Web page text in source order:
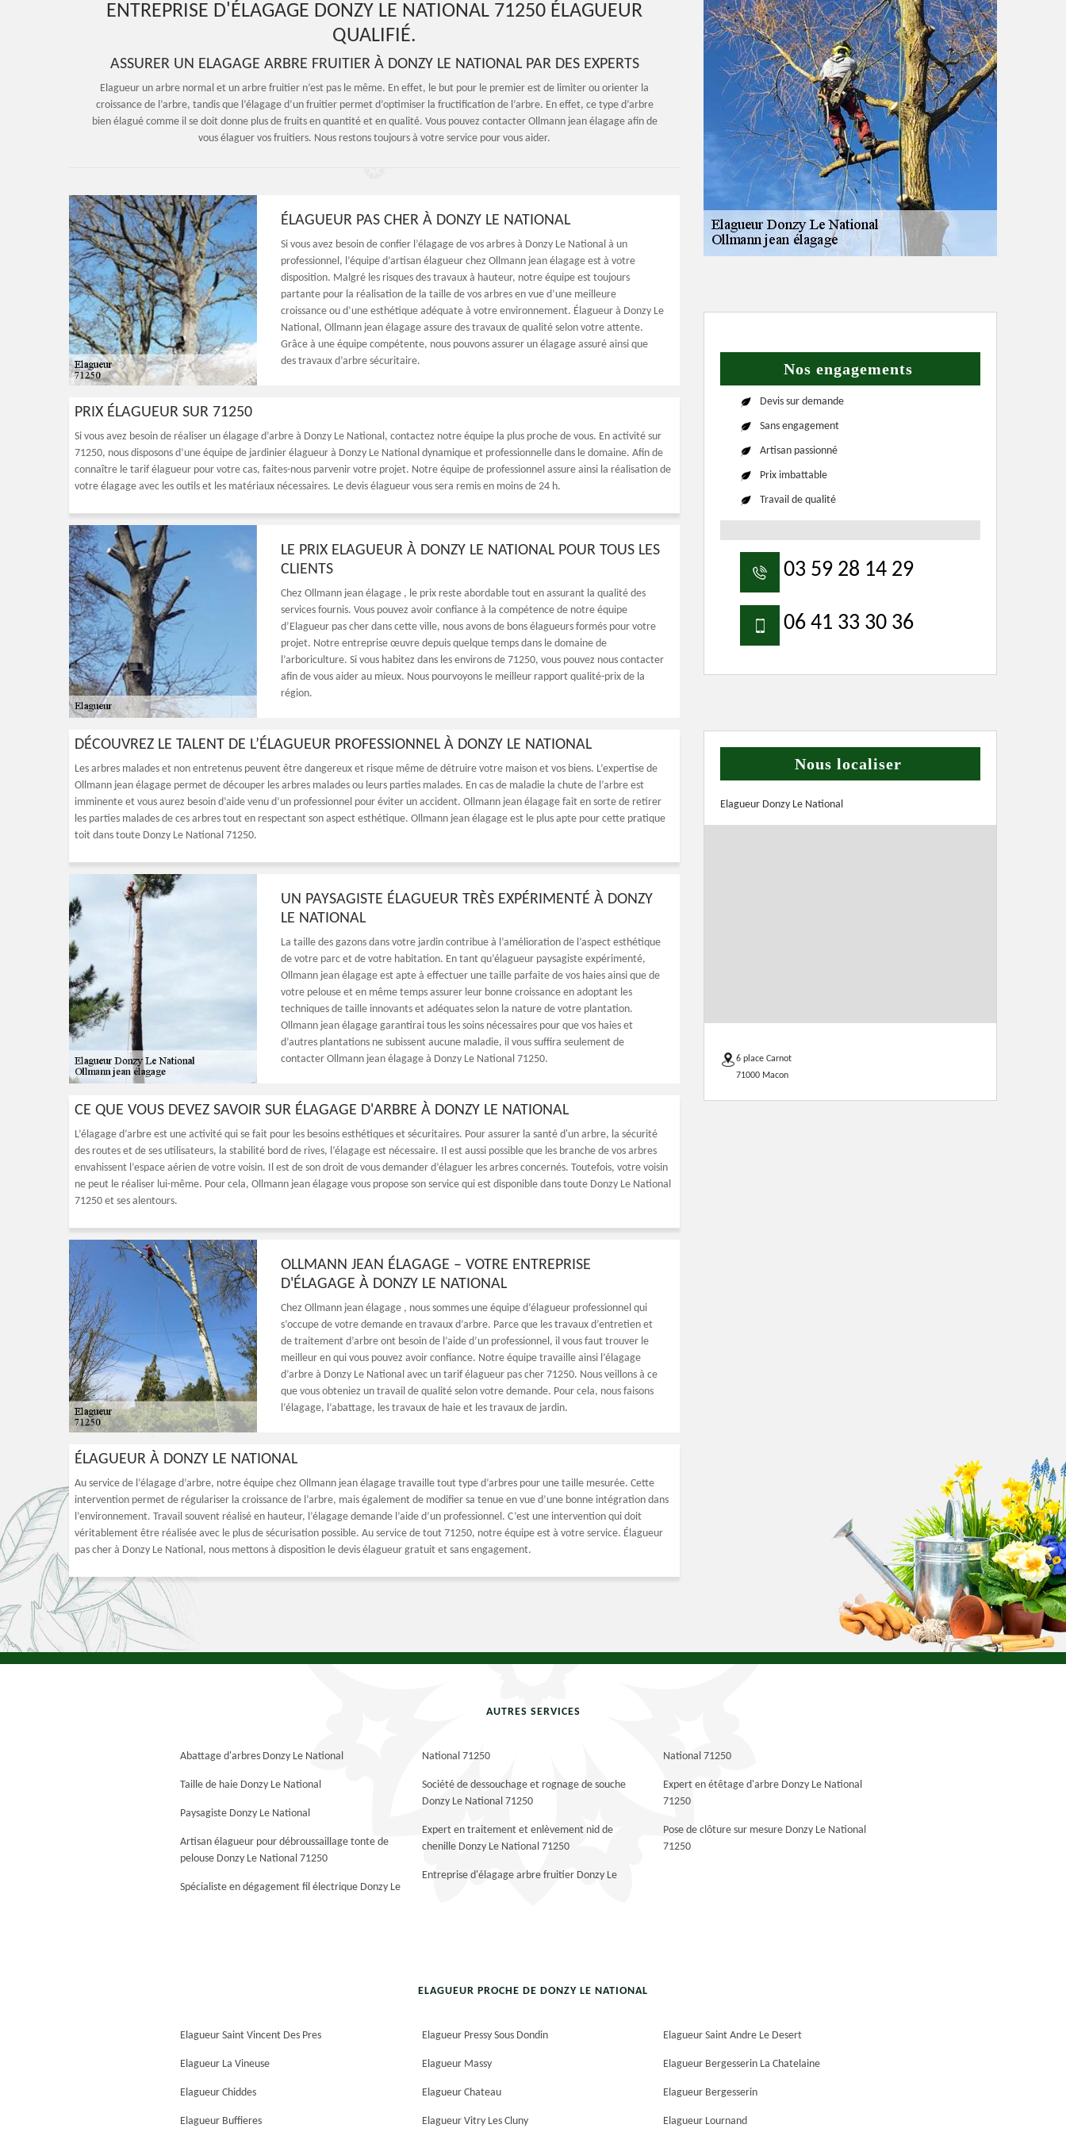
ENTREPRISE D'ÉLAGAGE DONZY LE NATIONAL 71250 ÉLAGUEUR
QUALIFIÉ.
ASSURER UN ELAGAGE ARBRE FRUITIER À DONZY LE NATIONAL PAR DES EXPERTS
Elagueur un arbre normal et un arbre fruitier n’est pas le même. En effet, le but pour le premier est de limiter ou orienter la
croissance de l’arbre, tandis que l’élagage d’un fruitier permet d’optimiser la fructification de l’arbre. En effet, ce type d’arbre
bien élagué comme il se doit donne plus de fruits en quantité et en qualité. Vous pouvez contacter Ollmann jean élagage afin de
vous élaguer vos fruitiers. Nous restons toujours à votre service pour vous aider.
ÉLAGUEUR PAS CHER À DONZY LE NATIONAL
Si vous avez besoin de confier l’élagage de vos arbres à Donzy Le National à un
professionnel, l’équipe d’artisan élagueur chez Ollmann jean élagage est à votre
disposition. Malgré les risques des travaux à hauteur, notre équipe est toujours
partante pour la réalisation de la taille de vos arbres en vue d’une meilleure
croissance ou d’une esthétique adéquate à votre environnement. Élagueur à Donzy Le
National, Ollmann jean élagage assure des travaux de qualité selon votre attente.
Grâce à une équipe compétente, nous pouvons assurer un élagage assuré ainsi que
des travaux d’arbre sécuritaire.
PRIX ÉLAGUEUR SUR 71250
Si vous avez besoin de réaliser un élagage d’arbre à Donzy Le National, contactez notre équipe la plus proche de vous. En activité sur
71250, nous disposons d’une équipe de jardinier élagueur à Donzy Le National dynamique et professionnelle dans le domaine. Afin de
connaître le tarif élagueur pour votre cas, faites-nous parvenir votre projet. Notre équipe de professionnel assure ainsi la réalisation de
votre élagage avec les outils et les matériaux nécessaires. Le devis élagueur vous sera remis en moins de 24 h.
LE PRIX ELAGUEUR À DONZY LE NATIONAL POUR TOUS LES
CLIENTS
Chez Ollmann jean élagage , le prix reste abordable tout en assurant la qualité des
services fournis. Vous pouvez avoir confiance à la compétence de notre équipe
d’Elagueur pas cher dans cette ville, nous avons de bons élagueurs formés pour votre
projet. Notre entreprise œuvre depuis quelque temps dans le domaine de
l’arboriculture. Si vous habitez dans les environs de 71250, vous pouvez nous contacter
afin de vous aider au mieux. Nous pourvoyons le meilleur rapport qualité-prix de la
région.
DÉCOUVREZ LE TALENT DE L’ÉLAGUEUR PROFESSIONNEL À DONZY LE NATIONAL
Les arbres malades et non entretenus peuvent être dangereux et risque même de détruire votre maison et vos biens. L’expertise de
Ollmann jean élagage permet de découper les arbres malades ou leurs parties malades. En cas de maladie la chute de l’arbre est
imminente et vous aurez besoin d’aide venu d’un professionnel pour éviter un accident. Ollmann jean élagage fait en sorte de retirer
les parties malades de ces arbres tout en respectant son aspect esthétique. Ollmann jean élagage est le plus apte pour cette pratique
toit dans toute Donzy Le National 71250.
UN PAYSAGISTE ÉLAGUEUR TRÈS EXPÉRIMENTÉ À DONZY
LE NATIONAL
La taille des gazons dans votre jardin contribue à l’amélioration de l’aspect esthétique
de votre parc et de votre habitation. En tant qu’élagueur paysagiste expérimenté,
Ollmann jean élagage est apte à effectuer une taille parfaite de vos haies ainsi que de
votre pelouse et en même temps assurer leur bonne croissance en adoptant les
techniques de taille innovants et adéquates selon la nature de votre plantation.
Ollmann jean élagage garantirai tous les soins nécessaires pour que vos haies et
d’autres plantations ne subissent aucune maladie, il vous suffira seulement de
contacter Ollmann jean élagage à Donzy Le National 71250.
CE QUE VOUS DEVEZ SAVOIR SUR ÉLAGAGE D'ARBRE À DONZY LE NATIONAL
L’élagage d’arbre est une activité qui se fait pour les besoins esthétiques et sécuritaires. Pour assurer la santé d'un arbre, la sécurité
des routes et de ses utilisateurs, la stabilité bord de rives, l’élagage est nécessaire. Il est aussi possible que les branche de vos arbres
envahissent l’espace aérien de votre voisin. Il est de son droit de vous demander d’élaguer les arbres concernés. Toutefois, votre voisin
ne peut le réaliser lui-même. Pour cela, Ollmann jean élagage vous propose son service qui est disponible dans toute Donzy Le National
71250 et ses alentours.
OLLMANN JEAN ÉLAGAGE – VOTRE ENTREPRISE
D'ÉLAGAGE À DONZY LE NATIONAL
Chez Ollmann jean élagage , nous sommes une équipe d’élagueur professionnel qui
s’occupe de votre demande en travaux d’arbre. Parce que les travaux d’entretien et
de traitement d’arbre ont besoin de l’aide d’un professionnel, il vous faut trouver le
meilleur en qui vous pouvez avoir confiance. Notre équipe travaille ainsi l’élagage
d’arbre à Donzy Le National avec un tarif élagueur pas cher 71250. Nous veillons à ce
que vous obteniez un travail de qualité selon votre demande. Pour cela, nous faisons
l’élagage, l’abattage, les travaux de haie et les travaux de jardin.
ÉLAGUEUR À DONZY LE NATIONAL
Au service de l’élagage d’arbre, notre équipe chez Ollmann jean élagage travaille tout type d’arbres pour une taille mesurée. Cette
intervention permet de régulariser la croissance de l’arbre, mais également de modifier sa tenue en vue d’une bonne intégration dans
l’environnement. Travail souvent réalisé en hauteur, l’élagage demande l’aide d’un professionnel. C’est une intervention qui doit
véritablement être réalisée avec le plus de sécurisation possible. Au service de tout 71250, notre équipe est à votre service. Élagueur
pas cher à Donzy Le National, nous mettons à disposition le devis élagueur gratuit et sans engagement.
Nos engagements
Devis sur demande
Sans engagement
Artisan passionné
Prix imbattable
Travail de qualité
03 59 28 14 29
06 41 33 30 36
Nous localiser
Elagueur Donzy Le National
6 place Carnot
71000 Macon
AUTRES SERVICES
Abattage d'arbres Donzy Le National
Taille de haie Donzy Le National
Paysagiste Donzy Le National
Artisan élagueur pour débroussaillage tonte de
pelouse Donzy Le National 71250
Spécialiste en dégagement fil électrique Donzy Le
National 71250
Société de dessouchage et rognage de souche
Donzy Le National 71250
Expert en traitement et enlèvement nid de
chenille Donzy Le National 71250
Entreprise d'élagage arbre fruitier Donzy Le
National 71250
Expert en étêtage d'arbre Donzy Le National
71250
Pose de clôture sur mesure Donzy Le National
71250
ELAGUEUR PROCHE DE DONZY LE NATIONAL
Elagueur Saint Vincent Des Pres
Elagueur La Vineuse
Elagueur Chiddes
Elagueur Buffieres
Elagueur Pressy Sous Dondin
Elagueur Massy
Elagueur Chateau
Elagueur Vitry Les Cluny
Elagueur Saint Andre Le Desert
Elagueur Bergesserin La Chatelaine
Elagueur Bergesserin
Elagueur Lournand